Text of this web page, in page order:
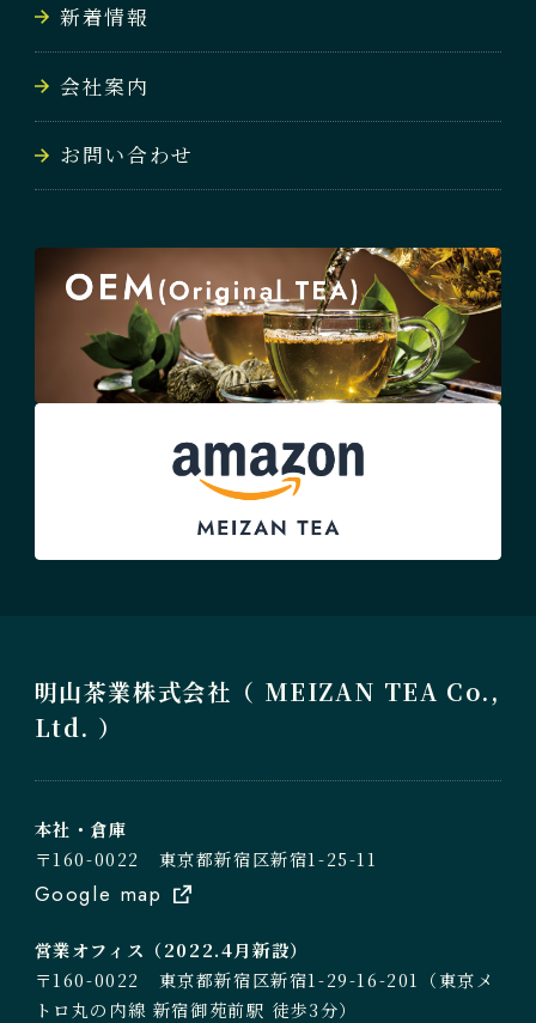
新着情報
会社案内
お問い合わせ
明山茶業株式会社（ MEIZAN TEA Co.,
Ltd. ）
本社・倉庫
〒160-0022 東京都新宿区新宿1-25-11
Google map
営業オフィス（2022.4月新設）
〒160-0022 東京都新宿区新宿1-29-16-201（東京メ
トロ丸の内線 新宿御苑前駅 徒歩3分）